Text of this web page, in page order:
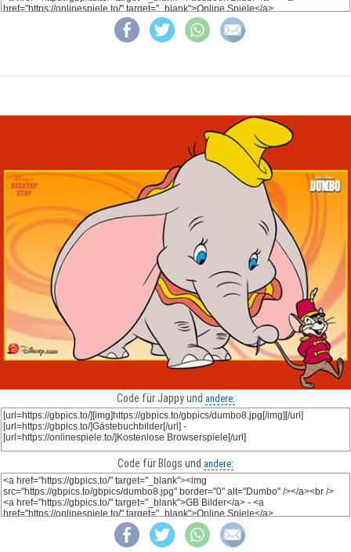
Code für Jappy und andere:
Code für Blogs und andere: